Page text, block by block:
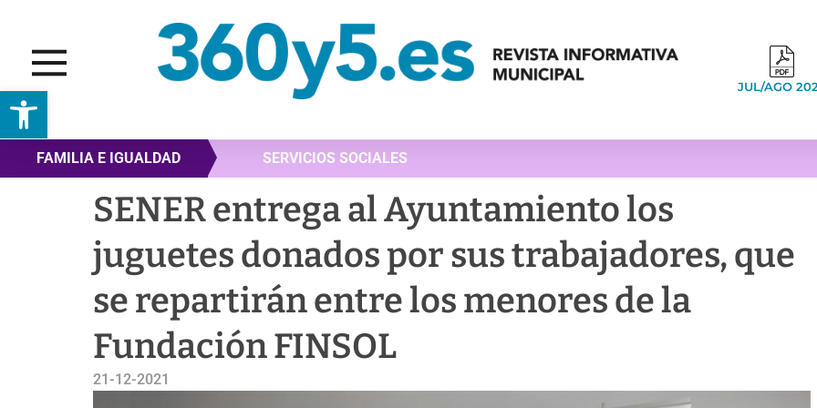
Abrir barra de herramientas JUL/AGO
FAMILIA E IGUALDAD SERVICIOS SOCIALES
SENER entrega al Ayuntamiento los
juguetes donados por sus trabajadores, que
se repartirán entre los menores de la
Fundación FINSOL
21-12-2021